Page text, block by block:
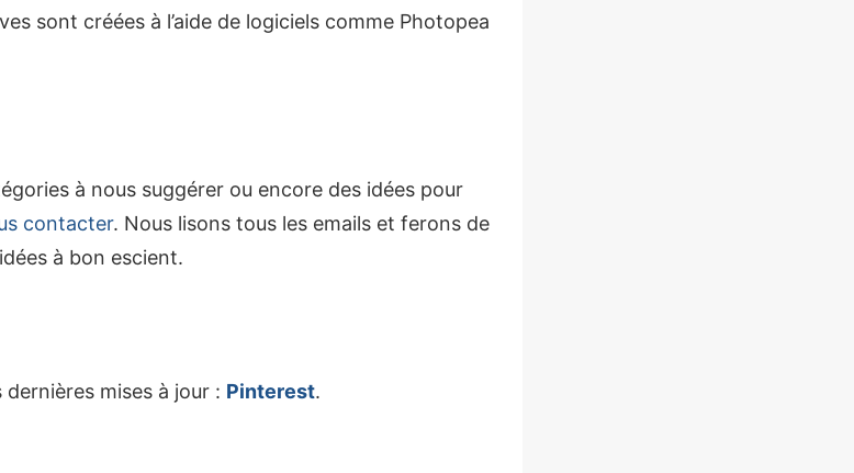
sont créées à l’aide de logiciels comme Photopea
à nous suggérer ou encore des idées pour
contacter. Nous lisons tous les emails et ferons de
à bon escient.
mises à jour : Pinterest.